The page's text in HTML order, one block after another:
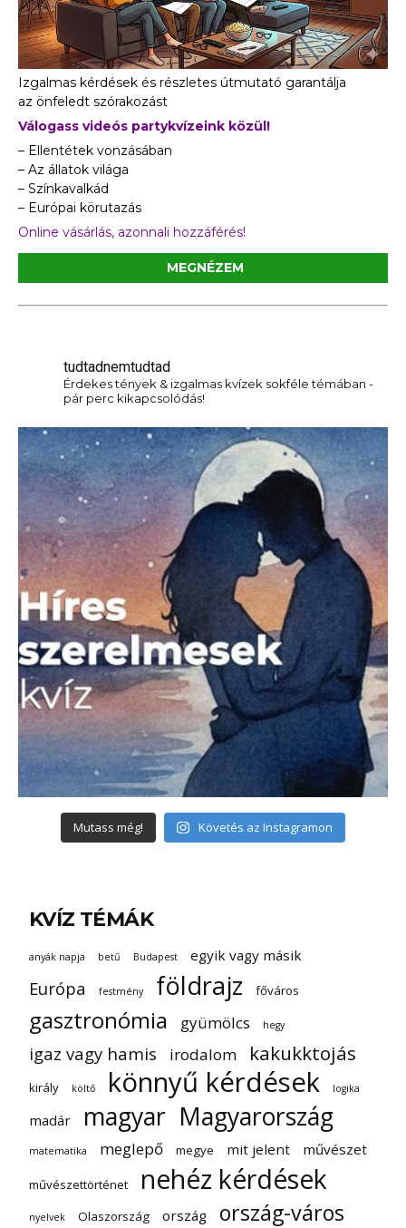
Izgalmas kérdések és részletes útmutató garantálja
az önfeledt szórakozást
Válogass videós partykvízeink közül!
– Ellentétek vonzásában
– Az állatok világa
– Színkavalkád
– Európai körutazás
Online vásárlás, azonnali hozzáférés!
MEGNÉZEM
tudtadnemtudtad
Érdekes tények & izgalmas kvízek sokféle témában -
pár perc kikapcsolódás!
Mutass még! Követés az Instagramon
KVÍZ TÉMÁK
anyák napja betű Budapest egyik vagy másik
Európa festmény földrajz főváros
gasztronómia gyümölcs hegy
igaz vagy hamis irodalom kakukktojás
király költő könnyű kérdések logika
madár magyar Magyarország
matematika meglepő megye mit jelent művészet
művészettörténet nehéz kérdések
nyelvek Olaszország ország ország-város